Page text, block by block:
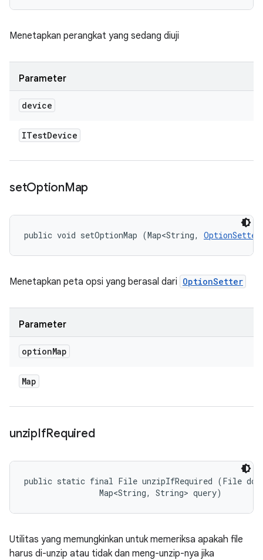
Menetapkan perangkat yang sedang diuji
Parameter
device
ITestDevice
setOptionMap
public void setOptionMap (Map<String,
Menetapkan peta opsi yang berasal dari OptionSetter
Parameter
optionMap
Map
unzipIfRequired
public static final File unzipIfRequired (File
                Map<String, String> query)
Utilitas yang memungkinkan untuk memeriksa apakah file
harus di-unzip atau tidak dan meng-unzip-nya jika